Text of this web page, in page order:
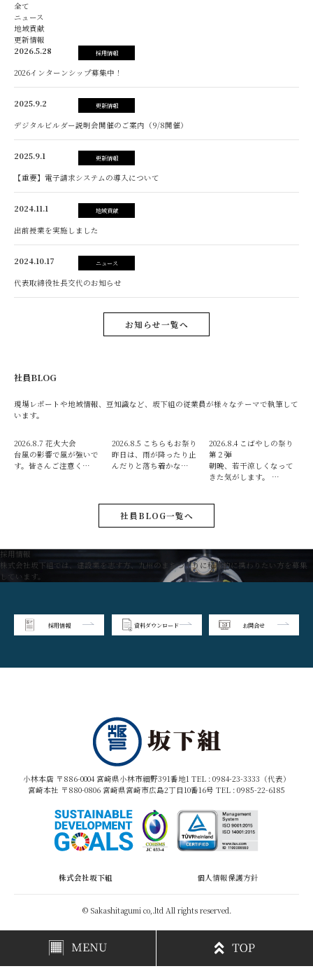
全て
ニュース
地域貢献
更新情報
2026.5.28
採用情報
2026インターンシップ募集中！
2025.9.2 更新情報
デジタルビルダー説明会開催のご案内（9/8開催）
2025.9.1 更新情報
【重要】電子請求システムの導入について
2024.11.1 地域貢献
出前授業を実施しました
2024.10.17 ニュース
代表取締役社長交代のお知らせ
お知らせ一覧へ
社員BLOG
現場レポートや地域情報、豆知識など、坂下組の従業員が様々なテーマで執筆して
います。
2026.8.7 花火大会
台風の影響で風が強いで
す。皆さんご注意く…
2026.8.5 こちらもお祭り
昨日は、雨が降ったり止
んだりと落ち着かな…
2026.8.4 こばやしの祭り
第２弾
朝晩、若干涼しくなって
きた気がします。 …
社員BLOG一覧へ
採用情報
株式会社坂下組では、建設業を志す方、九州のまちづくりに積極的に携わりたい方を募集
しています。
採用情報 資料ダウンロード お問合せ
小林本店 〒886-0004 宮崎県小林市細野391番地1 TEL : 0984-23-3333（代表）
宮崎本社 〒880-0806 宮崎県宮崎市広島2丁目10番16号 TEL : 0985-22-6185
株式会社坂下組 個人情報保護方針
© Sakashitagumi co,.ltd All rights reserved.